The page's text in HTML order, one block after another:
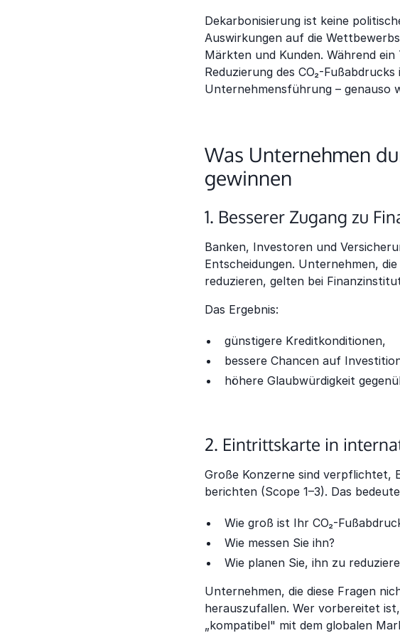
Dekarbonisierung ist keine
Auswirkungen auf die
Märkten und Kunden. Während
Reduzierung des CO₂-
Unternehmensführung – genauso
Was Unternehmen
gewinnen
1. Besserer Zugang zu
Banken, Investoren und
Entscheidungen. Unternehmen,
reduzieren, gelten bei
Das Ergebnis:
günstigere Kreditkonditionen,
bessere Chancen auf
höhere Glaubwürdigkeit
2. Eintrittskarte in
Große Konzerne sind verpflichtet,
berichten (Scope 1–3). Das
Wie groß ist Ihr CO₂-
Wie messen Sie ihn?
Wie planen Sie, ihn zu
Unternehmen, die diese Fragen
herauszufallen. Wer vorbereitet
„kompatibel" mit dem globalen